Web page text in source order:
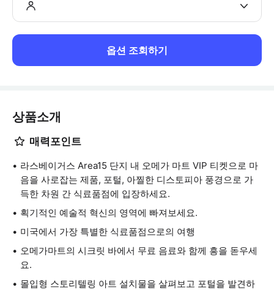
옵션 조회하기
상품소개
매력포인트
라스베이거스 Area15 단지 내 오메가 마트 VIP 티켓으로 마
음을 사로잡는 제품, 포털, 아찔한 디스토피아 풍경으로 가
득한 차원 간 식료품점에 입장하세요.
획기적인 예술적 혁신의 영역에 빠져보세요.
미국에서 가장 특별한 식료품점으로의 여행
오메가마트의 시크릿 바에서 무료 음료와 함께 흥을 돋우세
요.
몰입형 스토리텔링 아트 설치물을 살펴보고 포털을 발견하